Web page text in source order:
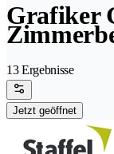
Grafiker
13 Ergebnisse
Jetzt geöffnet